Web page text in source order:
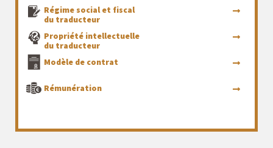
Régime social et fiscal
du traducteur
Propriété intellectuelle
du traducteur
Modèle de contrat
Rémunération